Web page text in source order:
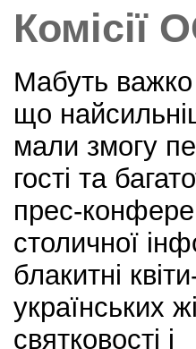
Комісії
Мабуть
що
мали змогу
гості та
прес-
столичної
блакитні
українських
святковості і